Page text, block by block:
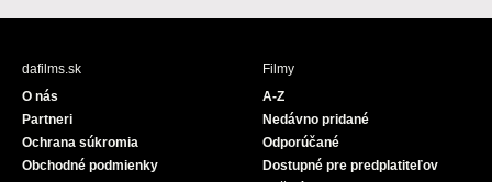
c
u
e
dafilms.sk
O nás
Partneri
Ochrana súkromia
Obchodné podmienky
Filmy
A-Z
Nedávno pridané
Odporúčané
Dostupné pre predplatiteľov